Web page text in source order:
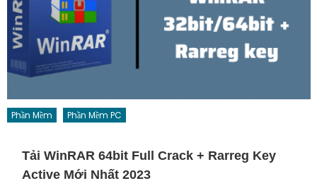
Phần Mềm Phần Mềm PC
Tải WinRAR 64bit Full Crack + Rarreg Key
Active Mới Nhất 2023